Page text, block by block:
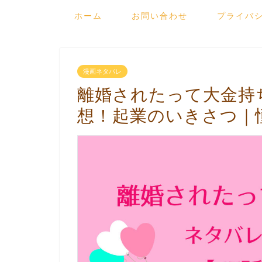
ホーム お問い合わせ プライバ
漫画ネタバレ
離婚されたって大金
想！起業のいきさつ